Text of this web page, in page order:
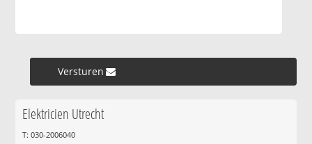
Versturen »
Elektricien Utrecht
T: 030-2006040